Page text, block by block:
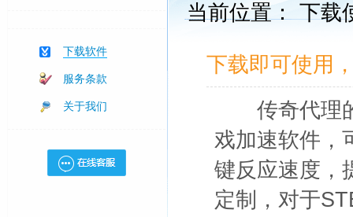
下载软件
服务条款
关于我们
当前位置： 下载
下载即可使用
传奇代理的
戏加速软件，
键反应速度，
定制，对于